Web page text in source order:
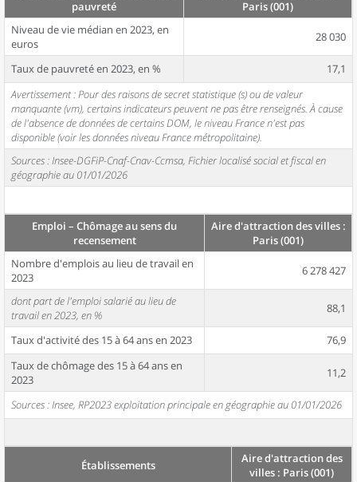
pauvreté
Paris (001)
Niveau de vie médian en 2023, en
euros
28 030
Taux de pauvreté en 2023, en %
17,1
Avertissement : Pour des raisons de secret statistique (s) ou de valeur
manquante (vm), certains indicateurs peuvent ne pas être renseignés. À cause
de l'absence de données de certains DOM, le niveau France n'est pas
disponible (voir les données niveau France métropolitaine).
Sources : Insee-DGFiP-Cnaf-Cnav-Ccmsa, Fichier localisé social et fiscal en
géographie au 01/01/2026
Emploi – Chômage au sens du
recensement
Aire d'attraction des villes :
Paris (001)
Nombre d'emplois au lieu de travail en
2023
6 278 427
dont part de l'emploi salarié au lieu de
travail en 2023, en %
88,1
Taux d'activité des 15 à 64 ans en 2023
76,9
Taux de chômage des 15 à 64 ans en
2023
11,2
Sources : Insee, RP2023 exploitation principale en géographie au 01/01/2026
Établissements
Aire d'attraction des
villes : Paris (001)